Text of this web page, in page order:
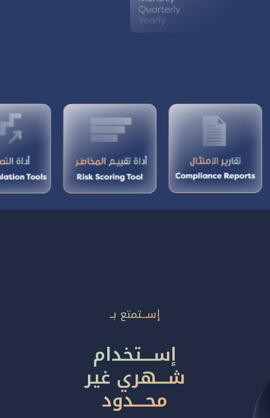
إســـتمتع بــ
إســـتخدام
شـــهري غير
محـــدود